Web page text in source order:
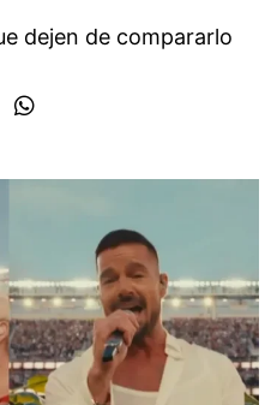
dejen de compararlo